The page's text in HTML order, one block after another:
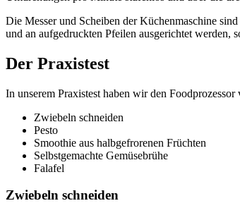
Die Messer und Scheiben der Küchenmaschine
und an aufgedruckten Pfeilen ausgerichtet werden,
Der Praxistest
In unserem Praxistest haben wir den
Zwiebeln schneiden
Pesto
Smoothie aus halbgefrorenen Früchten
Selbstgemachte Gemüsebrühe
Falafel
Zwiebeln schneiden